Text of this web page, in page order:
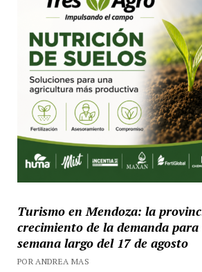
Turismo en Mendoza: la
crecimiento de la demanda
semana largo del 17 de agosto
POR ANDREA MAS